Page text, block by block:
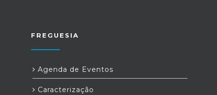
FREGUESIA
Agenda de Eventos
Caracterização